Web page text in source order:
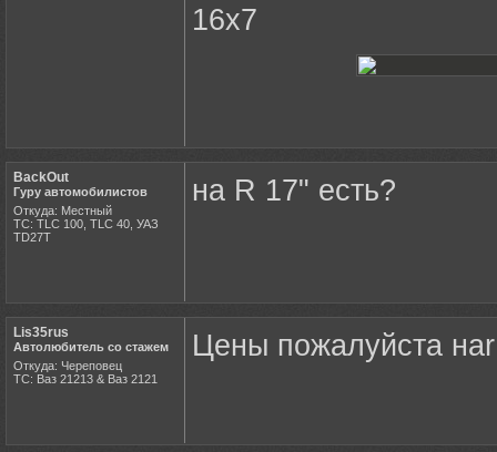
16х7
BackOut
Гуру автомобилистов
Откуда: Местный
ТС: TLC 100, TLC 40, УАЗ
ТD27Т
на R 17" есть?
Lis35rus
Автолюбитель со стажем
Откуда: Череповец
ТС: Ваз 21213 & Ваз 2121
Цены пожалуйста